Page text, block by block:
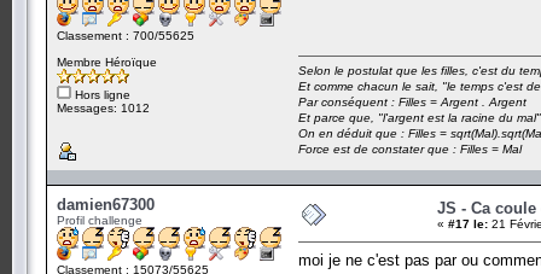
Classement : 700/55625
Membre Héroïque
Hors ligne
Messages: 1012
Selon le postulat que les filles, c'est du
Et comme chacun le sait, "le temps c'est
Par conséquent : Filles = Argent . Argent
Et parce que, "l'argent est la racine du
On en déduit que : Filles =
Force est de constater que : Filles = Mal
damien67300
Profil challenge
Classement : 15073/55625
JS - Ca
« #17 le: 21
moi je ne c'est pas par ou